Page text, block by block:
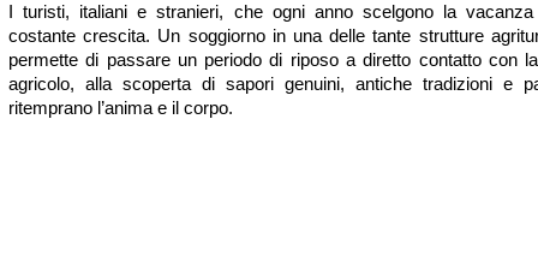
I turisti, italiani e stranieri, che ogni anno scelgono la
costante crescita. Un soggiorno in una delle tante strutture
permette di passare un periodo di riposo a diretto contatto con
agricolo, alla scoperta di sapori genuini, antiche tradizioni e
ritemprano l’anima e il corpo.